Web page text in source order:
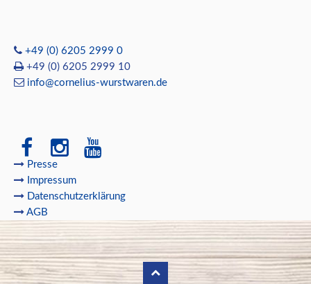
+49 (0) 6205 2999 0
+49 (0) 6205 2999 10
info@cornelius-wurstwaren.de
Presse
Impressum
Datenschutzerklärung
AGB